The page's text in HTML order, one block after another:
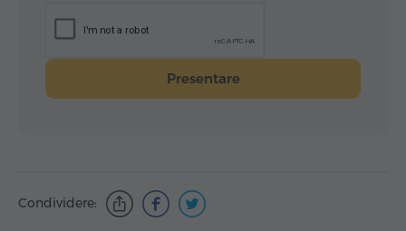
Presentare
Condividere: